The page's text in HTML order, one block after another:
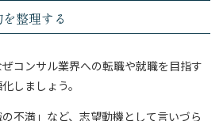
整理する
コンサル業界への転職や就職を目指す
しましょう。
不満」など、志望動機として言いづら